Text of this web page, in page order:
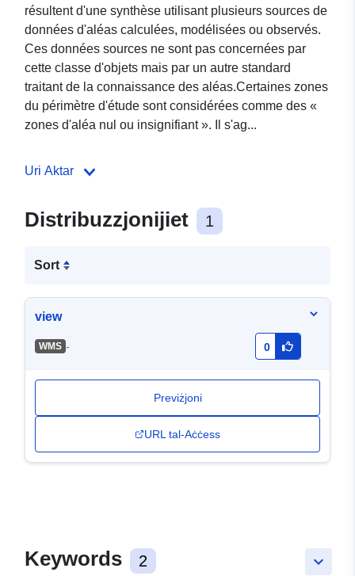
résultent d'une synthèse utilisant plusieurs sources de
données d'aléas calculées, modélisées ou observés.
Ces données sources ne sont pas concernées par
cette classe d'objets mais par un autre standard
traitant de la connaissance des aléas.Certaines zones
du périmètre d'étude sont considérées comme des «
zones d'aléa nul ou insignifiant ». Il s'ag...
Uri Aktar
Distribuzzjonijiet 1
Sort
view
WMS - 0
Previżjoni
URL tal-Aċċess
keyboard_arrow_down
Keywords 2